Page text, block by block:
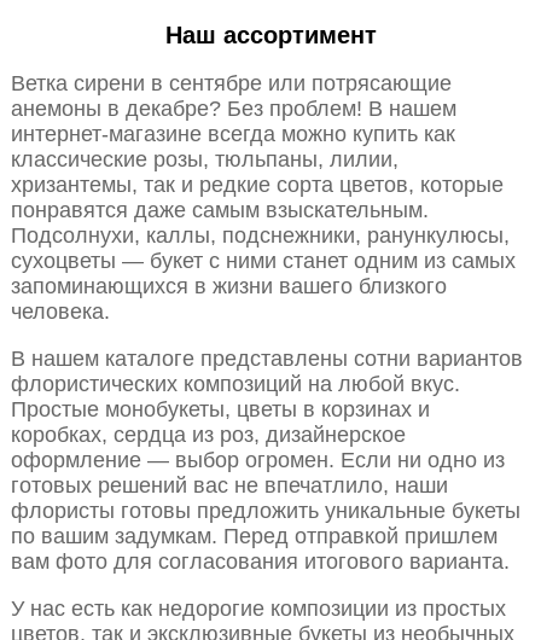
Наш ассортимент
Ветка сирени в сентябре или потрясающие
анемоны в декабре? Без проблем! В нашем
интернет-магазине всегда можно купить как
классические розы, тюльпаны, лилии,
хризантемы, так и редкие сорта цветов, которые
понравятся даже самым взыскательным.
Подсолнухи, каллы, подснежники, ранункулюсы,
сухоцветы — букет с ними станет одним из самых
запоминающихся в жизни вашего близкого
человека.
В нашем каталоге представлены сотни вариантов
флористических композиций на любой вкус.
Простые монобукеты, цветы в корзинах и
коробках, сердца из роз, дизайнерское
оформление — выбор огромен. Если ни одно из
готовых решений вас не впечатлило, наши
флористы готовы предложить уникальные букеты
по вашим задумкам. Перед отправкой пришлем
вам фото для согласования итогового варианта.
У нас есть как недорогие композиции из простых
цветов, так и эксклюзивные букеты из необычных